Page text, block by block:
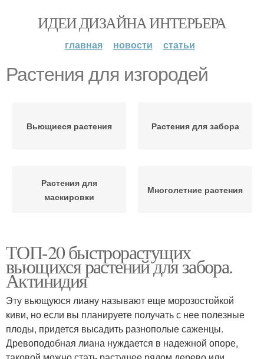
ИДЕИ ДИЗАЙНА ИНТЕРЬЕРА
главная новости статьи
Растения для изгородей
Вьющиеся растения Растения для забора
Растения для
маскировки
Многолетние растения
ТОП-20 быстрорастущих
вьющихся растений для забора.
Актинидия
Эту вьющуюся лиану называют еще морозостойкой
киви, но если вы планируете получать с нее полезные
плоды, придется высадить разнополые саженцы.
Древоподобная лиана нуждается в надежной опоре,